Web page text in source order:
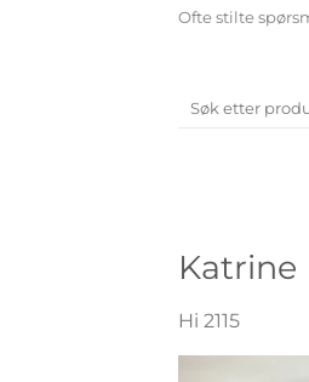
Ofte stilte
etter:
Katrine
Hi 2115